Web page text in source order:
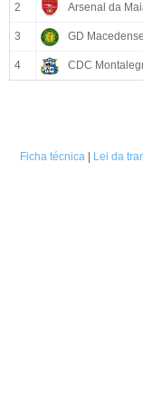
2 Arsenal da
3 GD Macedense
4 CDC
Ficha técnica| Lei da